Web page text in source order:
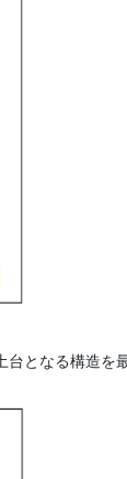
台となる構造を